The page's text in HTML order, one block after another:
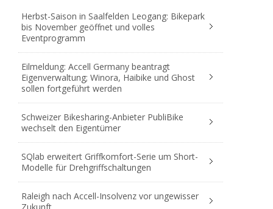
Herbst-Saison in Saalfelden Leogang: Bikepark
bis November geöffnet und volles
Eventprogramm
Eilmeldung: Accell Germany beantragt
Eigenverwaltung; Winora, Haibike und Ghost
sollen fortgeführt werden
Schweizer Bikesharing-Anbieter PubliBike
wechselt den Eigentümer
SQlab erweitert Griffkomfort-Serie um Short-
Modelle für Drehgriffschaltungen
Raleigh nach Accell-Insolvenz vor ungewisser